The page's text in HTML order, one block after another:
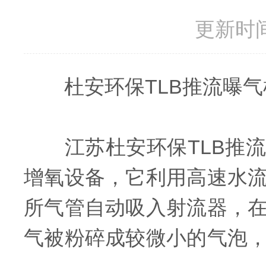
更新时
杜安环保TLB推流曝气
江苏杜安环保TLB推流
增氧设备，它利用高速水
所气管自动吸入射流器，
气被粉碎成较微小的气泡